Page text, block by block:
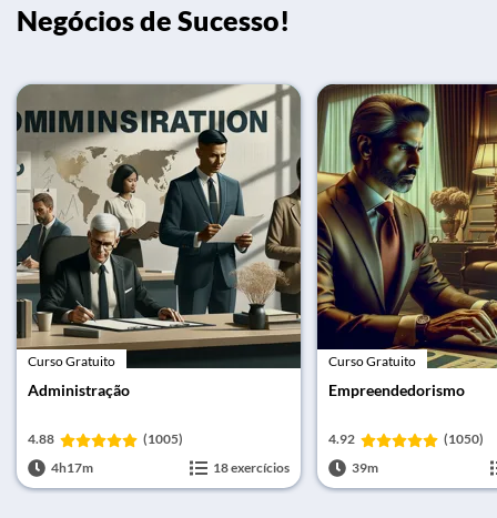
Negócios de Sucesso!
Curso Gratuito
Administração
4.88
(1005)
4h17m
18 exercícios
Curso Gratuito
Empreendedorismo
4.92
(1050)
39m